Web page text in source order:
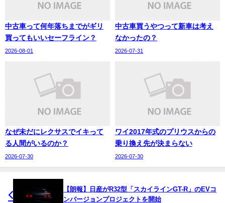
中古車って何年落ちまでがギリ
買ってもいいセーフライン？
2026-08-01
中古車買うやつって新車は考え
なかったの？
2026-07-31
なぜ未だにレクサスでイキって
る人間がいるのか？
2026-07-30
ワイ2017年式のプリウスからの
乗り換え先が決まらない
2026-07-30
【朗報】日産がR32型「スカイラインGT-R」のEVコ
ンバージョンプロジェクトを開始